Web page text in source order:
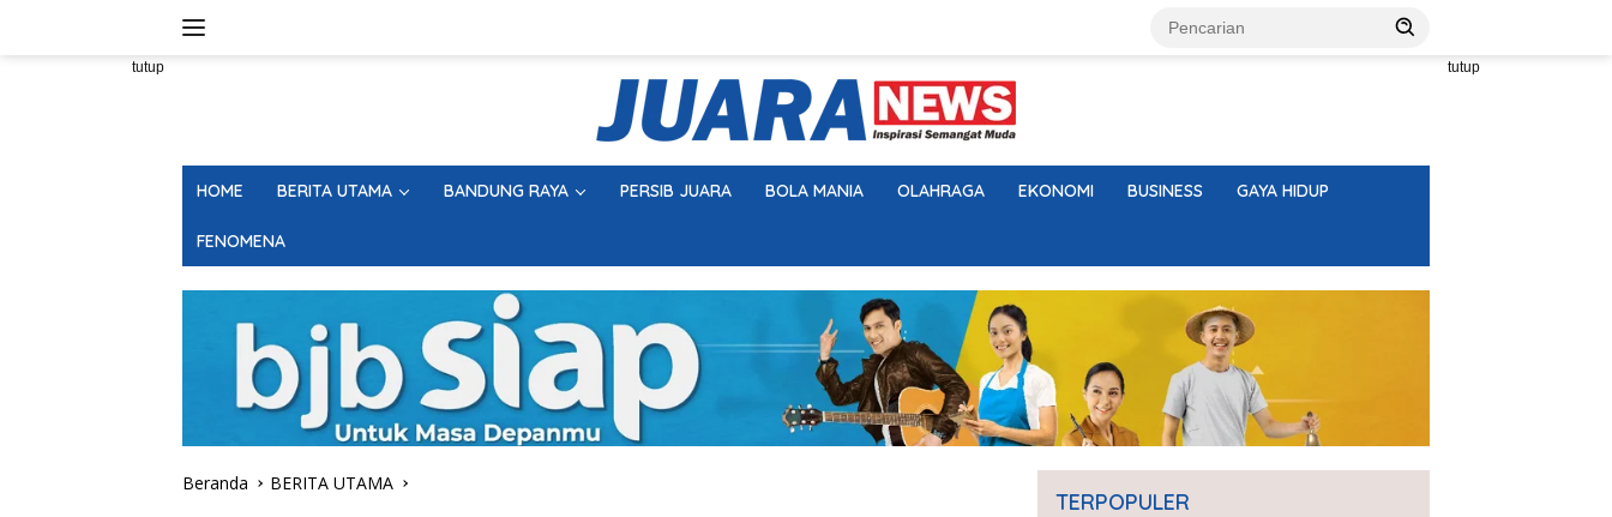
tutup tutup
HOME BERITA UTAMA BANDUNG RAYA PERSIB JUARA BOLA MANIA OLAHRAGA EKONOMI BUSINESS GAYA HIDUP
FENOMENA
Beranda BERITA UTAMA
TERPOPULER